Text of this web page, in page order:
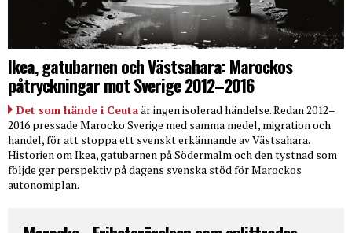
Ikea, gatubarnen och Västsahara: Marockos
påtryckningar mot Sverige 2012–2016
Det som hände i Ceutaär ingen isolerad händelse. Redan 2012–
2016 pressade Marocko Sverige med samma medel, migration och
handel, för att stoppa ett svenskt erkännande av Västsahara.
Historien om Ikea, gatubarnen på Södermalm och den tystnad som
följde ger perspektiv på dagens svenska stöd för Marockos
autonomiplan.